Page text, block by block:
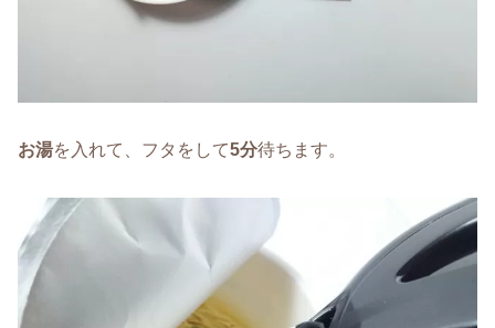
お湯を入れて、フタをして5分待ちます。